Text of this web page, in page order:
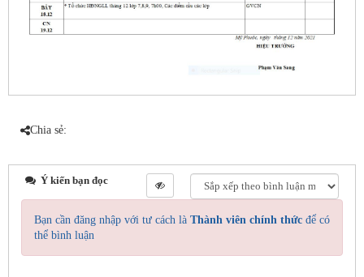
Chia sẻ:
Ý kiến bạn đọc
Bạn cần đăng nhập với tư cách là Thành viên chính thức để có
thể bình luận